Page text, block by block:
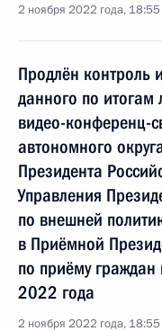
2 ноября 2022 года, 18:55
Продлён контроль
данного по
видео-конференц-
автономного
Президента
Управления
по внешней
в Приёмной
по приёму
2022 года
2 ноября 2022 года, 18:55